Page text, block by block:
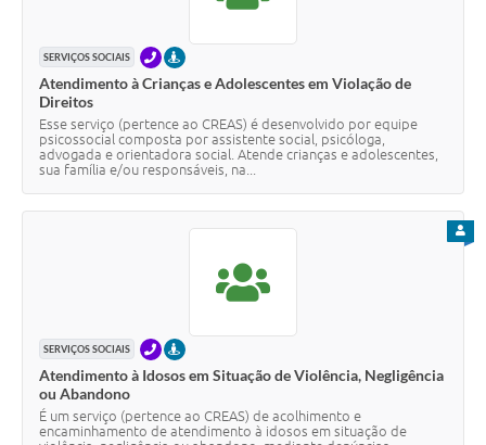
SERVIÇOS SOCIAIS TELEFONEPRESENCIAL
Atendimento à Crianças e Adolescentes em Violação de
Direitos
Esse serviço (pertence ao CREAS) é desenvolvido por equipe
psicossocial composta por assistente social, psicóloga,
advogada e orientadora social. Atende crianças e adolescentes,
sua família e/ou responsáveis, na...
SERVIÇOS SOCIAIS TELEFONEPRESENCIAL
Atendimento à Idosos em Situação de Violência, Negligência
ou Abandono
É um serviço (pertence ao CREAS) de acolhimento e
encaminhamento de atendimento à idosos em situação de